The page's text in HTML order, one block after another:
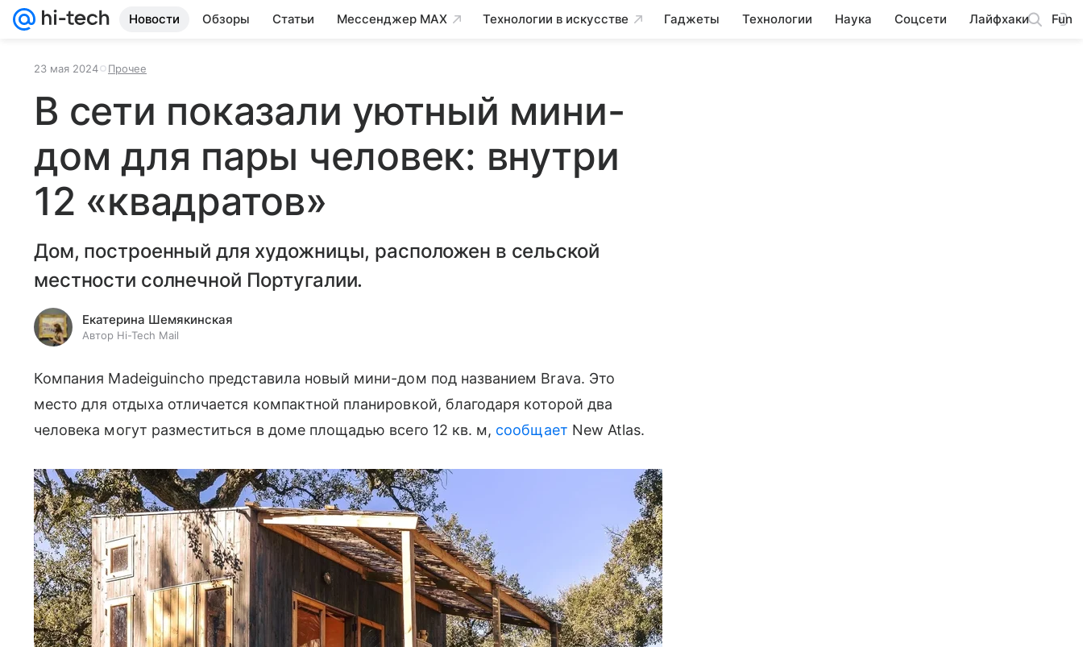
Новости Обзоры Статьи Мессенджер MAX Технологии в искусстве Гаджеты Технологии Наука Соцсети Лайфхаки Fun
23 мая 2024 Прочее
В сети показали уютный мини-
дом для пары человек: внутри
12 «квадратов»
Дом, построенный для художницы, расположен в сельской
местности солнечной Португалии.
Екатерина Шемякинская
Автор Hi-Tech Mail
Компания Madeiguincho представила новый мини-дом под названием Brava. Это
место для отдыха отличается компактной планировкой, благодаря которой два
человека могут разместиться в доме площадью всего 12 кв. м, сообщает New Atlas.